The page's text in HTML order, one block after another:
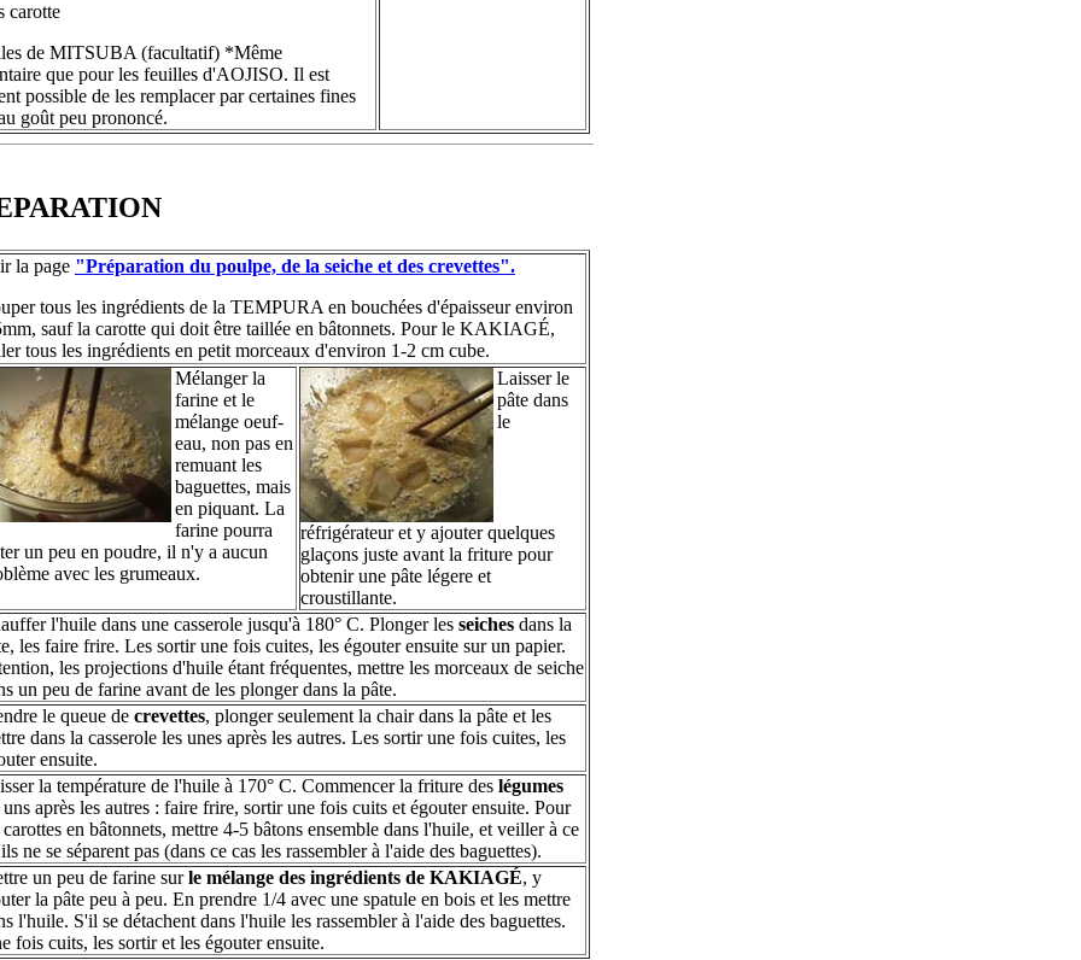
carotte
de MITSUBA (facultatif) *Même
que pour les feuilles d'AOJISO. Il est
possible de les remplacer par certaines fines
goût peu prononcé.
la page "Préparation du poulpe, de la seiche et des crevettes".
tous les ingrédients de la TEMPURA en bouchées d'épaisseur environ
sauf la carotte qui doit être taillée en bâtonnets. Pour le KAKIAGÉ,
tous les ingrédients en petit morceaux d'environ 1-2 cm cube.
Mélanger la
farine et le
mélange oeuf-
eau, non pas en
remuant les
baguettes, mais
en piquant. La
farine pourra
un peu en poudre, il n'y a aucun
avec les grumeaux.
Laisser le
pâte dans
le
réfrigérateur et y ajouter quelques
glaçons juste avant la friture pour
obtenir une pâte légere et
croustillante.
l'huile dans une casserole jusqu'à 180° C. Plonger les seiches dans la
les faire frire. Les sortir une fois cuites, les égouter ensuite sur un papier.
les projections d'huile étant fréquentes, mettre les morceaux de seiche
un peu de farine avant de les plonger dans la pâte.
le queue de crevettes, plonger seulement la chair dans la pâte et les
dans la casserole les unes après les autres. Les sortir une fois cuites, les
ensuite.
la température de l'huile à 170° C. Commencer la friture des légumes
uns après les autres : faire frire, sortir une fois cuits et égouter ensuite. Pour
carottes en bâtonnets, mettre 4-5 bâtons ensemble dans l'huile, et veiller à ce
ne se séparent pas (dans ce cas les rassembler à l'aide des baguettes).
un peu de farine surle mélange des ingrédients de KAKIAGÉ, y
la pâte peu à peu. En prendre 1/4 avec une spatule en bois et les mettre
l'huile. S'il se détachent dans l'huile les rassembler à l'aide des baguettes.
fois cuits, les sortir et les égouter ensuite.